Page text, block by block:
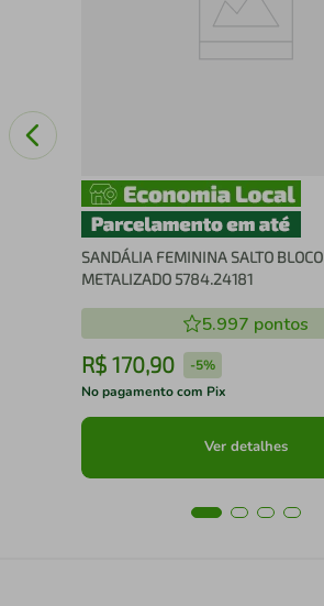
SANDÁLIA FEMININA SALTO BLOCO
METALIZADO 5784.24181
5.997 pontos
R$ 170,90 -5%
No pagamento com Pix
Ver detalhes